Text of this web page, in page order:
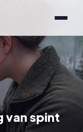
van spint